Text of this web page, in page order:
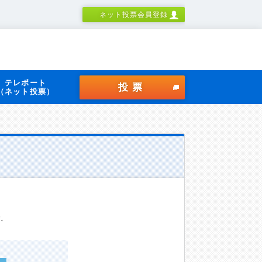
ネット投票会員登録
テレボート
（ネット投票）
投票